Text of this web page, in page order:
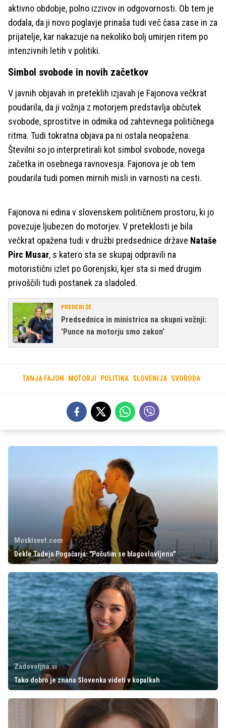
aktivno obdobje, polno izzivov in odgovornosti. Ob tem je
dodala, da ji novo poglavje prinaša tudi več časa zase in za
prijatelje, kar nakazuje na nekoliko bolj umirjen ritem po
intenzivnih letih v politiki.
Simbol svobode in novih začetkov
V javnih objavah in preteklih izjavah je Fajonova večkrat
poudarila, da ji vožnja z motorjem predstavlja občutek
svobode, sprostitve in odmika od zahtevnega političnega
ritma. Tudi tokratna objava pa ni ostala neopažena.
Številni so jo interpretirali kot simbol svobode, novega
začetka in osebnega ravnovesja. Fajonova je ob tem
poudarila tudi pomen mirnih misli in varnosti na cesti.
Fajonova ni edina v slovenskem političnem prostoru, ki jo
povezuje ljubezen do motorjev. V preteklosti je bila
večkrat opažena tudi v družbi predsednice države Nataše
Pirc Musar, s katero sta se skupaj odpravili na
motoristični izlet po Gorenjski, kjer sta si med drugim
privoščili tudi postanek za sladoled.
PREBERI ŠE
Predsednica in ministrica na skupni vožnji:
'Punce na motorju smo zakon'
TANJA FAJON MOTORJI POLITIKA SLOVENIJA SVOBODA
Moskisvet.com
Dekle Tadeja Pogačarja: "Počutim se blagoslovljeno"
Zadovoljna.si
Tako dobro je znana Slovenka videti v kopalkah